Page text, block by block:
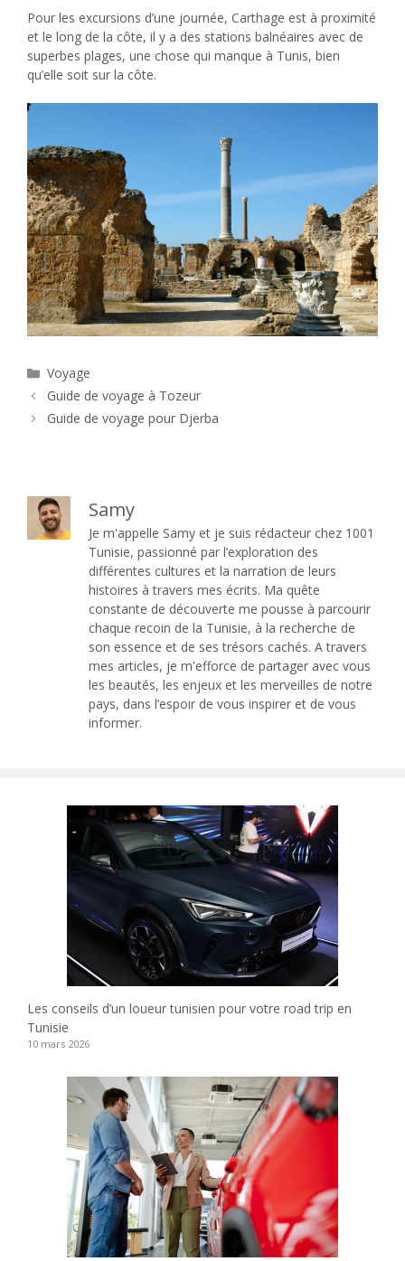
Pour les excursions d’une journée, Carthage est à proximité
et le long de la côte, il y a des stations balnéaires avec de
superbes plages, une chose qui manque à Tunis, bien
qu’elle soit sur la côte.
Catégories
Voyage
Guide de voyage à Tozeur
Guide de voyage pour Djerba
Samy
Je m'appelle Samy et je suis rédacteur chez 1001
Tunisie, passionné par l’exploration des
différentes cultures et la narration de leurs
histoires à travers mes écrits. Ma quête
constante de découverte me pousse à parcourir
chaque recoin de la Tunisie, à la recherche de
son essence et de ses trésors cachés. A travers
mes articles, je m'efforce de partager avec vous
les beautés, les enjeux et les merveilles de notre
pays, dans l’espoir de vous inspirer et de vous
informer.
Les conseils d’un loueur tunisien pour votre road trip en
Tunisie
10 mars 2026